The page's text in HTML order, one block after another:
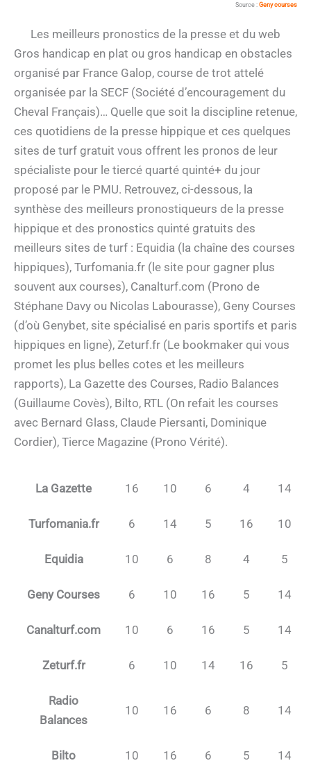
Source : Geny courses
Les meilleurs pronostics de la presse et du web
Gros handicap en plat ou gros handicap en obstacles
organisé par France Galop, course de trot attelé
organisée par la SECF (Société d’encouragement du
Cheval Français)… Quelle que soit la discipline retenue,
ces quotidiens de la presse hippique et ces quelques
sites de turf gratuit vous offrent les pronos de leur
spécialiste pour le tiercé quarté quinté+ du jour
proposé par le PMU. Retrouvez, ci-dessous, la
synthèse des meilleurs pronostiqueurs de la presse
hippique et des pronostics quinté gratuits des
meilleurs sites de turf : Equidia (la chaîne des courses
hippiques), Turfomania.fr (le site pour gagner plus
souvent aux courses), Canalturf.com (Prono de
Stéphane Davy ou Nicolas Labourasse), Geny Courses
(d’où Genybet, site spécialisé en paris sportifs et paris
hippiques en ligne), Zeturf.fr (Le bookmaker qui vous
promet les plus belles cotes et les meilleurs
rapports), La Gazette des Courses, Radio Balances
(Guillaume Covès), Bilto, RTL (On refait les courses
avec Bernard Glass, Claude Piersanti, Dominique
Cordier), Tierce Magazine (Prono Vérité).
La Gazette 16 10 6 4 14
Turfomania.fr 6 14 5 16 10
Equidia 10 6 8 4 5
Geny Courses 6 10 16 5 14
Canalturf.com 10 6 16 5 14
Zeturf.fr 6 10 14 16 5
Radio
Balances
10 16 6 8 14
Bilto 10 16 6 5 14